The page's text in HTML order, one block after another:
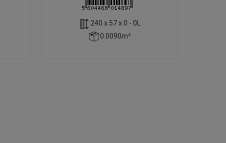
240 x 57 x 0 - 0L
0.0090m³